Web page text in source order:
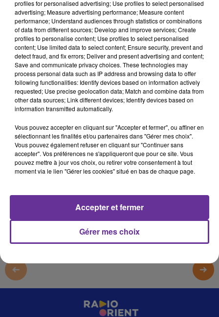
02 BALKIS MOHAJRON POLAND 0408250 PA
4 août 2025 - 1 min 43 sec
02 BALKIS MOHAJRON POLAND 0408250 PA
omar
02 BALKIS MOHAJRON POLAND 0408250 PA
02 BALKIS MOHAJRON POLAND 0408250 PA
0:00 1 min 43 sec
profiles for personalised advertising; Use profiles to select personalised
advertising; Measure advertising performance; Measure content
performance; Understand audiences through statistics or combinations
of data from different sources; Develop and improve services; Create
profiles to personalise content; Use profiles to select personalised
content; Use limited data to select content; Ensure security, prevent and
detect fraud, and fix errors; Deliver and present advertising and content;
Save and communicate privacy choices. These technologies may
process personal data such as IP address and browsing data to offer
following functionalities: Identify devices based on information actively
requested; Use precise geolocation data; Match and combine data from
other data sources; Link different devices; Identify devices based on
information transmitted automatically.
Vous pouvez accepter en cliquant sur "Accepter et fermer", ou affiner en
sélectionnant les finalités et/ou partenaires dans "Gérer mes choix".
Vous pouvez également refuser en cliquant sur "Continuer sans
accepter". Vos préférences ne s'appliqueront que pour ce site. Vous
pouvez mettre à jour vos choix, ou retirer votre consentement à tout
moment via le lien "Gérer les cookies" situé en bas de chaque page.
Gérer mes choix
Accepter et fermer